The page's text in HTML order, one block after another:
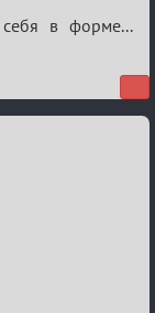
в форме...